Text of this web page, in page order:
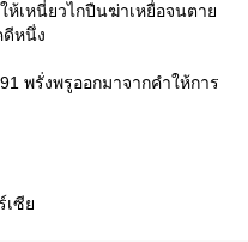
เหนี่ยวไกปืนฆ่าเหยื่อจนตาย
ดีหนึ่ง
พรั่งพรูออกมาจากคำให้การ
เซีย